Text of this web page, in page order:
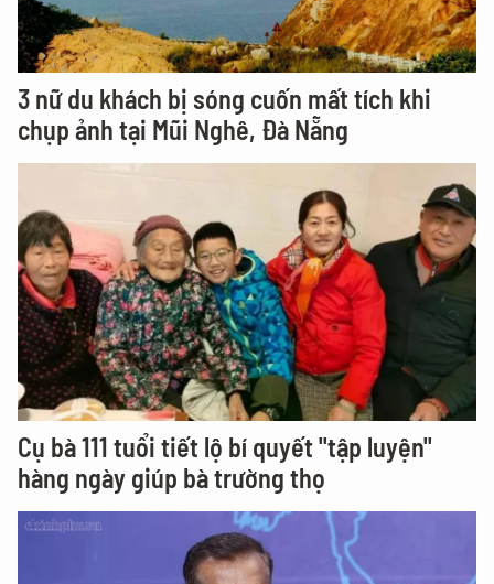
3 nữ du khách bị sóng cuốn mất tích khi
chụp ảnh tại Mũi Nghê, Đà Nẵng
Cụ bà 111 tuổi tiết lộ bí quyết "tập luyện"
hàng ngày giúp bà trường thọ